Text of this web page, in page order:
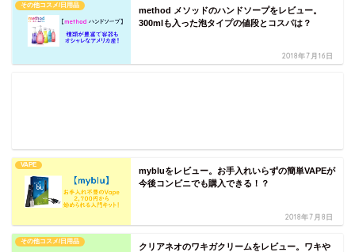
その他コスメ/日用品
method メソッドのハンドソープをレビュー。
300mlも入った泡タイプの値段とコスパは？
2018年7月16日
VAPE
mybluをレビュー。お手入れいらずの簡単VAPEが
今後コンビニでも購入できる！？
2018年7月8日
その他コスメ/日用品
クリアネオのワキガクリームをレビュー。ワキや